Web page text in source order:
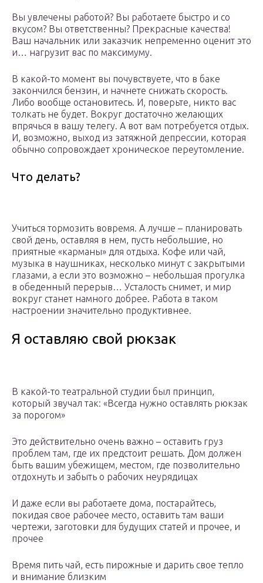
Вы увлечены работой? Вы работаете быстро и со
вкусом? Вы ответственны? Прекрасные качества!
Ваш начальник или заказчик непременно оценит это
и… нагрузит вас по максимуму.
В какой-то момент вы почувствуете, что в баке
закончился бензин, и начнете снижать скорость.
Либо вообще остановитесь. И, поверьте, никто вас
толкать не будет. Вокруг достаточно желающих
впрячься в вашу телегу. А вот вам потребуется отдых.
И, возможно, выход из затяжной депрессии, которая
обычно сопровождает хроническое переутомление.
Что делать?
Учиться тормозить вовремя. А лучше – планировать
свой день, оставляя в нем, пусть небольшие, но
приятные «карманы» для отдыха. Кофе или чай,
музыка в наушниках, несколько минут с закрытыми
глазами, а если это возможно – небольшая прогулка
в обеденный перерыв… Усталость снимет, и мир
вокруг станет намного добрее. Работа в таком
настроении значительно продуктивнее.
Я оставляю свой рюкзак
В какой-то театральной студии был принцип,
который звучал так: «Всегда нужно оставлять рюкзак
за порогом»
Это действительно очень важно – оставить груз
проблем там, где их предстоит решать. Дом должен
быть вашим убежищем, местом, где позволительно
отдохнуть и забыть о рабочих неурядицах
И даже если вы работаете дома, постарайтесь,
покидая свое рабочее место, оставить там ваши
чертежи, заготовки для будущих статей и прочее, и
прочее
Время пить чай, есть пирожные и дарить свое тепло
и внимание близким